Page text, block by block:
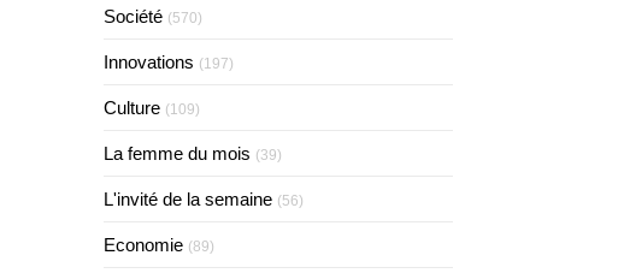
Société (570)
Innovations (197)
Culture (109)
La femme du mois (39)
L'invité de la semaine (56)
Economie (89)